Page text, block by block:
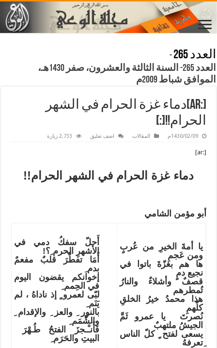
العدد 265
-
العدد 265- السنة الثالثة والعشرون، صفر 1430هـ،
الموافق شباط 2009م
[:ar]دماء غزة الحرام في الشهر
الحرام!![:]
1430/02/09م المقالات اضف تعليق 2,733 زيارة
[:ar]
دماء غزة الحرام في الشهر الحرام!!
أبو مؤمن الشامي
يا أمةَ الخيرِ من عُربٍ
ومن عَجمِ
ها هم بغزّةَ باتوا في
نجيع دمٍ
قصفٌ وأشلاءٌ والنارُ
تُمطرهم
هذا محمدُ خيرُ الخلقِ
كلّهمِ
نُصرتَ يا عمرو ثَمَّ
الجيشُ ملتهبٌ
يسعى لفتح ٍ كلّ الناس
ِتعرفهُ
أَحلّ سفكُ دمي في
الأشهرِ الحرم ِ؟!
أَمَا تفطَّرَ قلبٌ مفعمٌ
بدم ِ
إخوانكم يقضون اليوم
في الحِمم ِ
لبّى لعمرو ٍ إذ ناداهُ ، لم
يَنَم ِ
بالنور ِ والعز ِ والإقدام ِ
والشَّمَم ِ
فَأَنـْـجزَ الفتحُ طُـهْرَ
البيتِ والحَرَم ِ